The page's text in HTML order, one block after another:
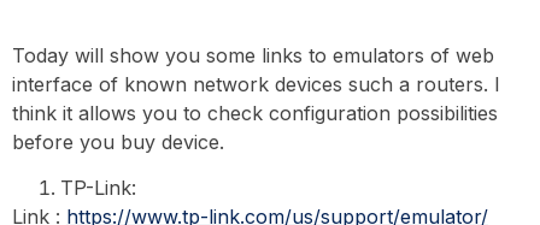
Today will show you some links to emulators of web
interface of known network devices such a routers. I
think it allows you to check configuration possibilities
before you buy device.
TP-Link:
Link : https://www.tp-link.com/us/support/emulator/